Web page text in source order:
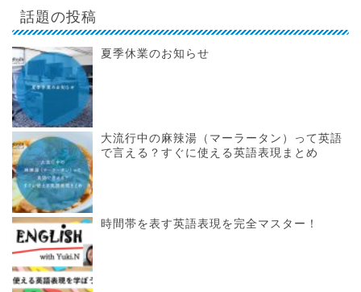
話題の投稿
夏季休業のお知らせ
大流行中の麻辣湯（マーラータン）って英語
で言える？すぐに使える英語表現まとめ
時間帯を表す英語表現を完全マスター！